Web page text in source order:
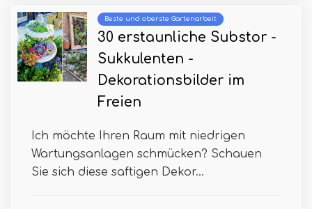
Beste und oberste Gartenarbeit
30 erstaunliche Substor -
Sukkulenten -
Dekorationsbilder im
Freien
Ich möchte Ihren Raum mit niedrigen
Wartungsanlagen schmücken? Schauen
Sie sich diese saftigen Dekor...